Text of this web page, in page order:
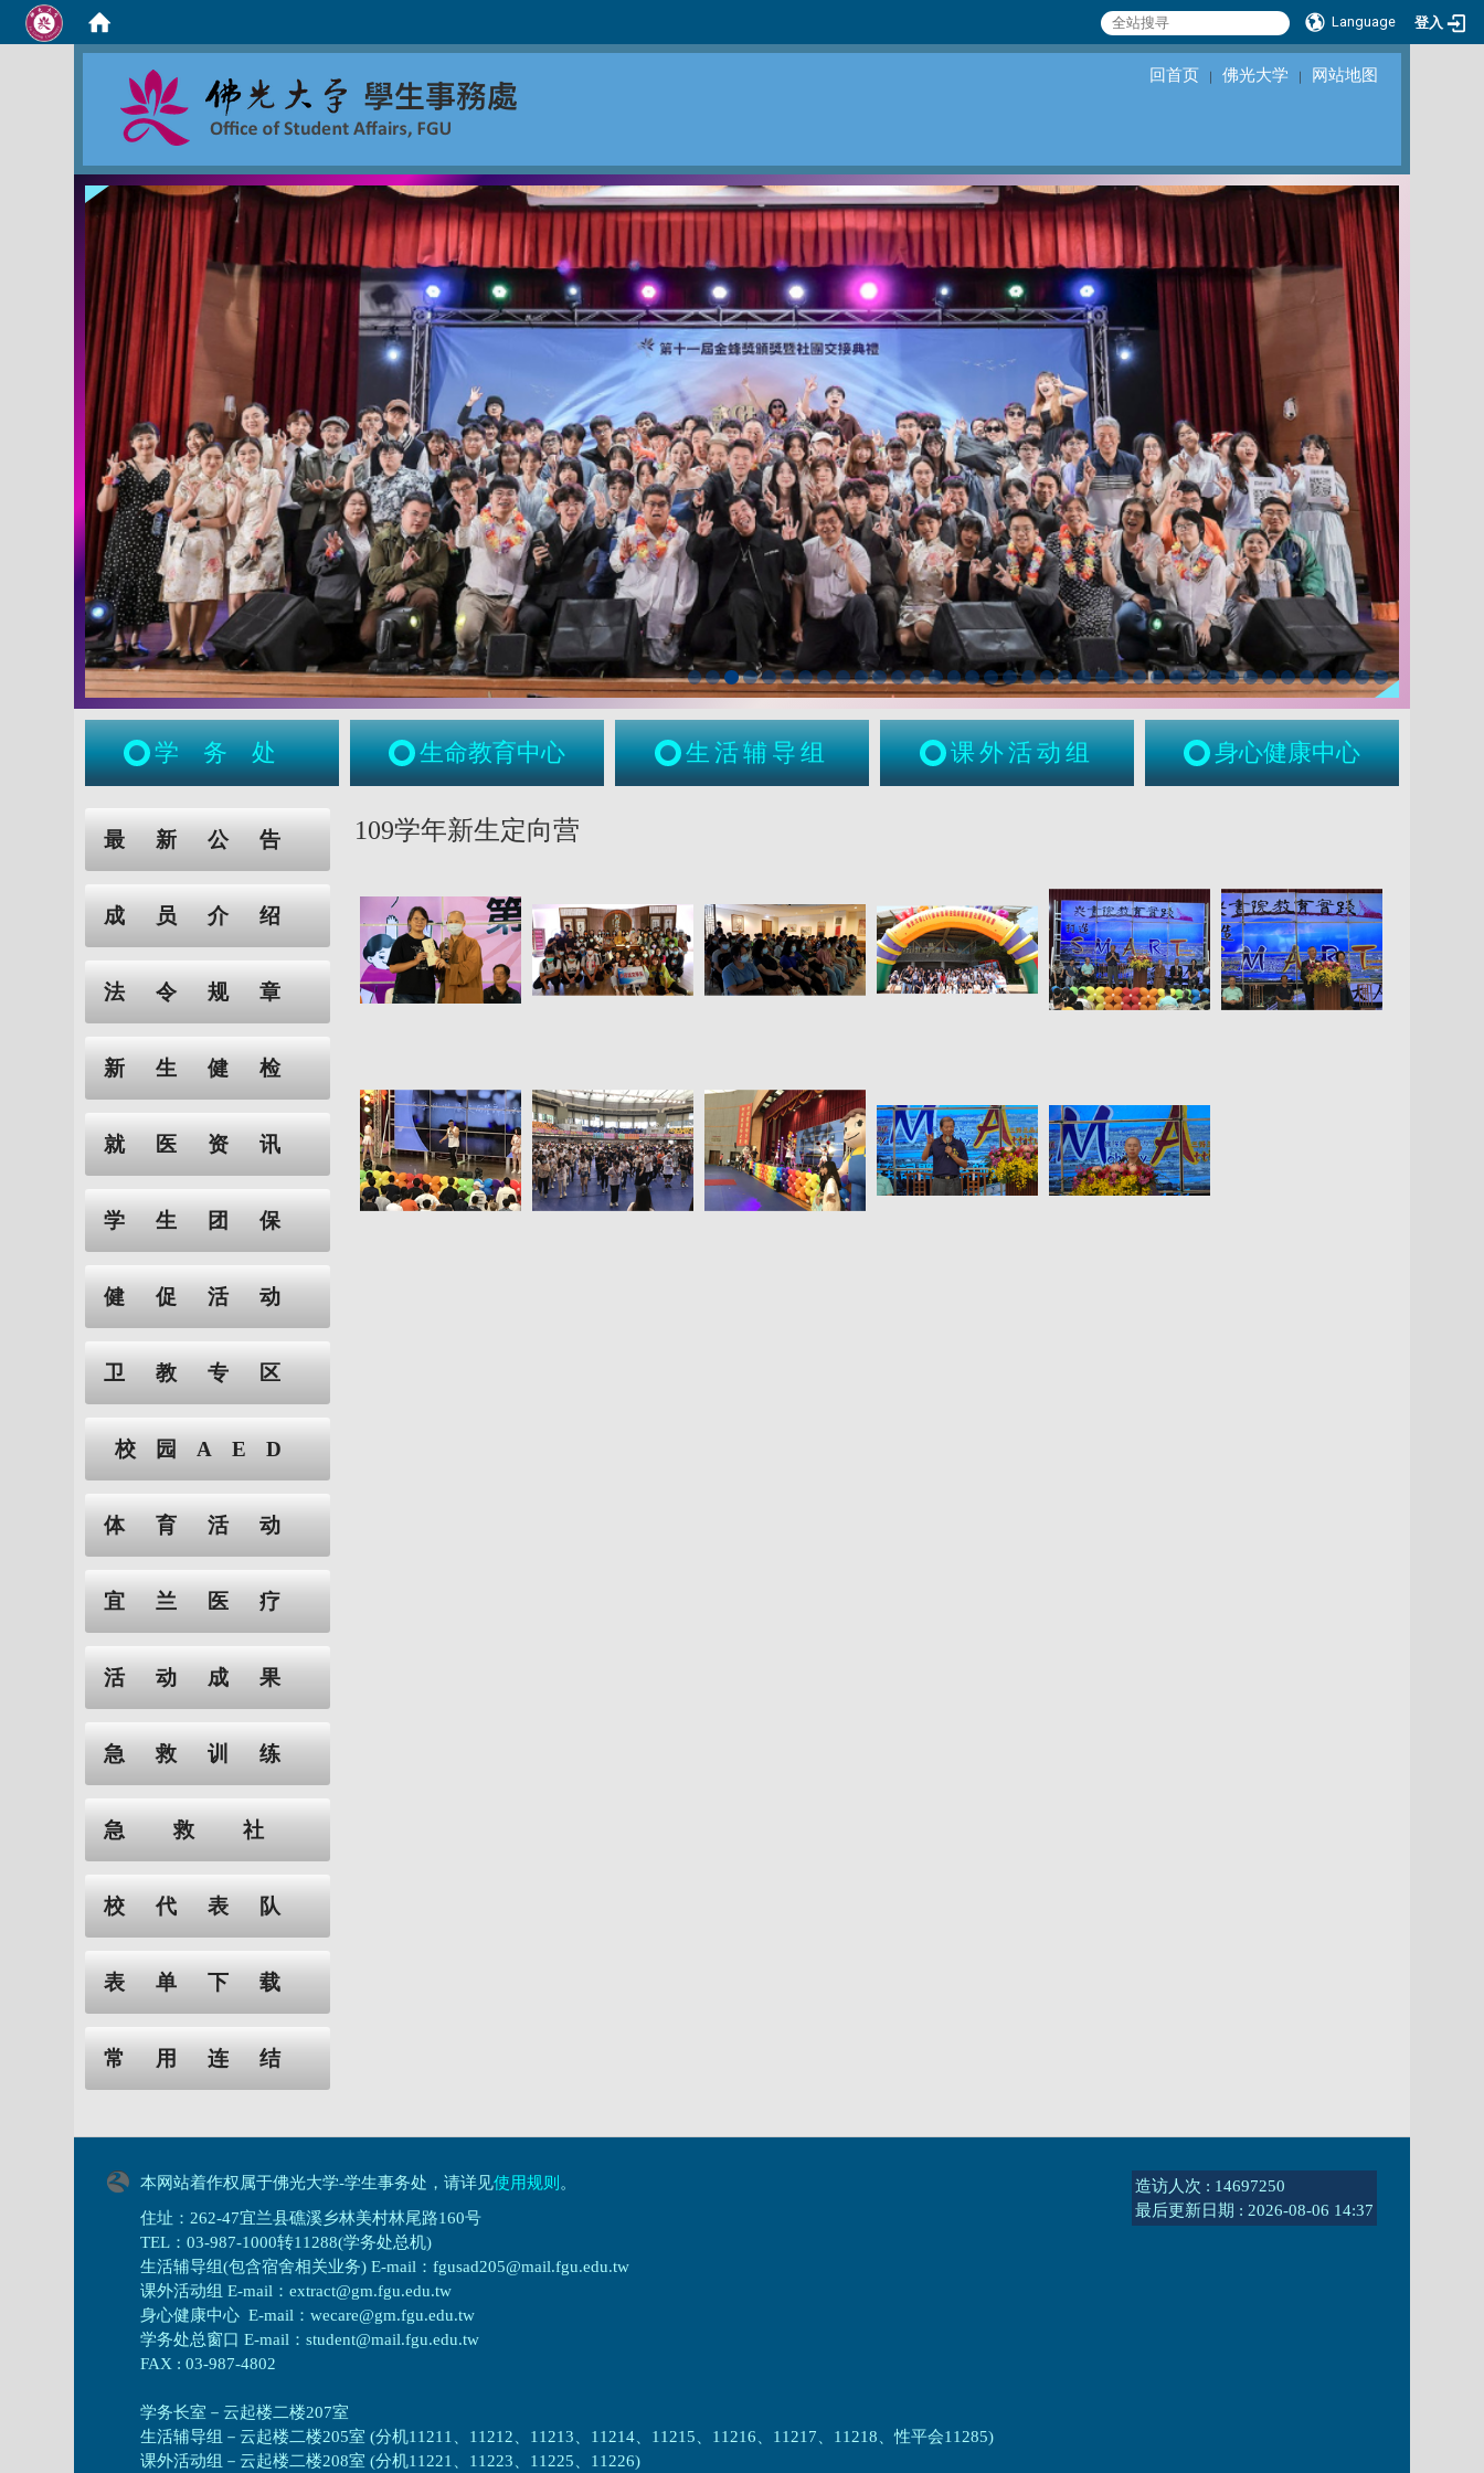
Language 登入
回首页 ｜ 佛光大学 ｜ 网站地图
学务处 生命教育中心 生活辅导组 课外活动组 身心健康中心
最新公告
成员介绍
法令规章
新生健检
就医资讯
学生团保
健促活动
卫教专区
校园AED
体育活动
宜兰医疗
活动成果
急救训练
急救社
校代表队
表单下载
常用连结
109学年新生定向营
本网站着作权属于佛光大学-学生事务处，请详见使用规则 。
住址：262-47宜兰县礁溪乡林美村林尾路160号
TEL：03-987-1000转11288(学务处总机)
生活辅导组(包含宿舍相关业务) E-mail：fgusad205@mail.fgu.edu.tw
课外活动组 E-mail：extract@gm.fgu.edu.tw
身心健康中心 E-mail：wecare@gm.fgu.edu.tw
学务处总窗口 E-mail：student@mail.fgu.edu.tw
FAX : 03-987-4802
学务长室－云起楼二楼207室
生活辅导组 － 云起楼二楼205室 (分机11211、11212、11213、11214、11215、11216、11217、11218、性平会11285)
课外活动组 － 云起楼二楼208室 (分机11221、11223、11225、11226)
造访人次 : 14697250
最后更新日期 : 2026-08-06 14:37